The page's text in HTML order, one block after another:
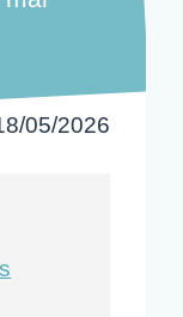
05/2026